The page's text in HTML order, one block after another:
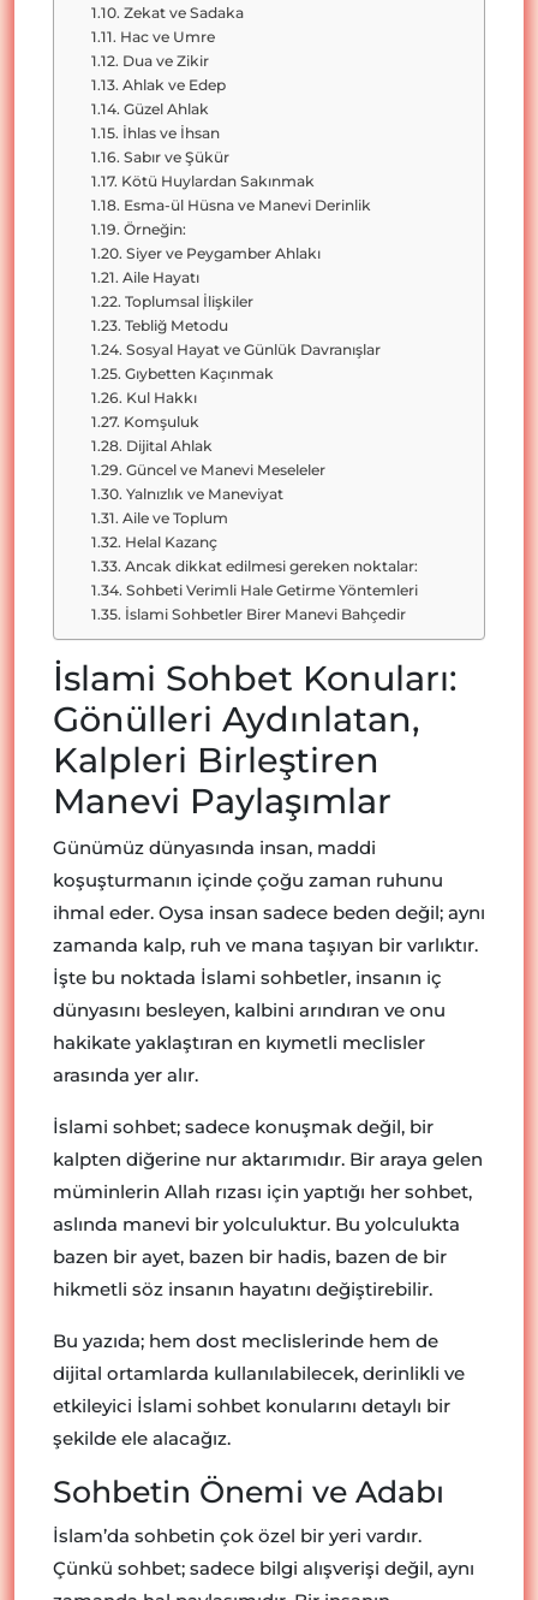
Zekat ve Sadaka
Hac ve Umre
Dua ve Zikir
Ahlak ve Edep
Güzel Ahlak
İhlas ve İhsan
Sabır ve Şükür
Kötü Huylardan Sakınmak
Esma-ül Hüsna ve Manevi Derinlik
Örneğin:
Siyer ve Peygamber Ahlakı
Aile Hayatı
Toplumsal İlişkiler
Tebliğ Metodu
Sosyal Hayat ve Günlük Davranışlar
Gıybetten Kaçınmak
Kul Hakkı
Komşuluk
Dijital Ahlak
Güncel ve Manevi Meseleler
Yalnızlık ve Maneviyat
Aile ve Toplum
Helal Kazanç
Ancak dikkat edilmesi gereken noktalar:
Sohbeti Verimli Hale Getirme Yöntemleri
İslami Sohbetler Birer Manevi Bahçedir
İslami Sohbet Konuları:
Gönülleri Aydınlatan,
Kalpleri Birleştiren
Manevi Paylaşımlar
Günümüz dünyasında insan, maddi
koşuşturmanın içinde çoğu zaman ruhunu
ihmal eder. Oysa insan sadece beden değil; aynı
zamanda kalp, ruh ve mana taşıyan bir varlıktır.
İşte bu noktada İslami sohbetler, insanın iç
dünyasını besleyen, kalbini arındıran ve onu
hakikate yaklaştıran en kıymetli meclisler
arasında yer alır.
İslami sohbet; sadece konuşmak değil, bir
kalpten diğerine nur aktarımıdır. Bir araya gelen
müminlerin Allah rızası için yaptığı her sohbet,
aslında manevi bir yolculuktur. Bu yolculukta
bazen bir ayet, bazen bir hadis, bazen de bir
hikmetli söz insanın hayatını değiştirebilir.
Bu yazıda; hem dost meclislerinde hem de
dijital ortamlarda kullanılabilecek, derinlikli ve
etkileyici İslami sohbet konularını detaylı bir
şekilde ele alacağız.
Sohbetin Önemi ve Adabı
İslam’da sohbetin çok özel bir yeri vardır.
Çünkü sohbet; sadece bilgi alışverişi değil, aynı